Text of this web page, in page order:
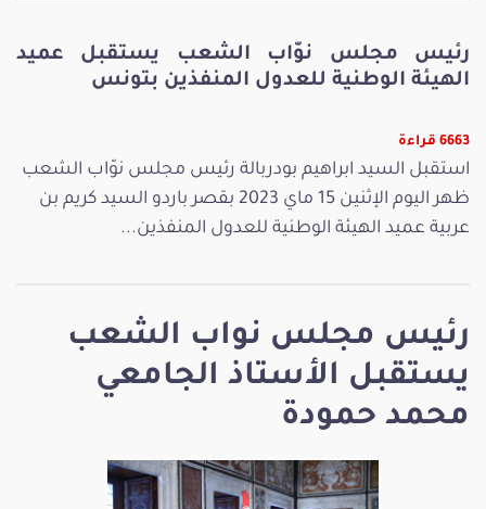
رئيس مجلس نواب الشعب
يستقبل الأستاذ الجامعي
محمد حمودة
رئيس مجلس نوّاب الشعب يستقبل عميد
الهيئة الوطنية للعدول المنفذين بتونس
6663 قراءة
استقبل السيد ابراهيم بودربالة رئيس مجلس نوّاب الشعب
ظهر اليوم الإثنين 15 ماي 2023 بقصر باردو السيد كريم بن
عربية عميد الهيئة الوطنية للعدول المنفذين...